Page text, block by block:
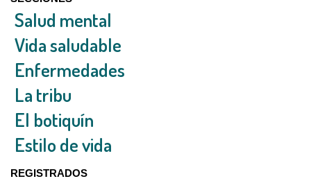
Salud mental
Vida saludable
Enfermedades
La tribu
El botiquín
Estilo de vida
REGISTRADOS